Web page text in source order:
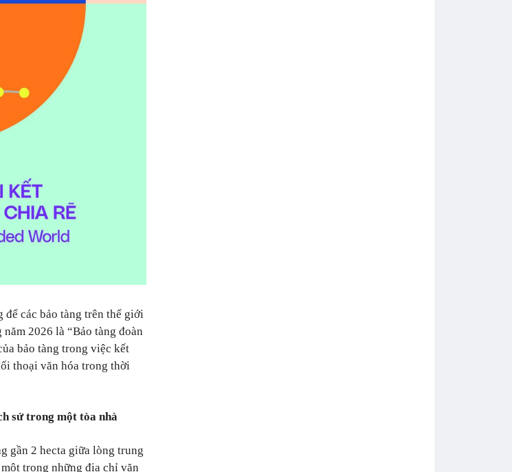
để các bảo tàng trên thế giới
2026 là “Bảo tàng đoàn
bảo tàng trong việc kết
thoại văn hóa trong thời
sử trong một tòa nhà
gần 2 hecta giữa lòng trung
trong những địa chỉ văn